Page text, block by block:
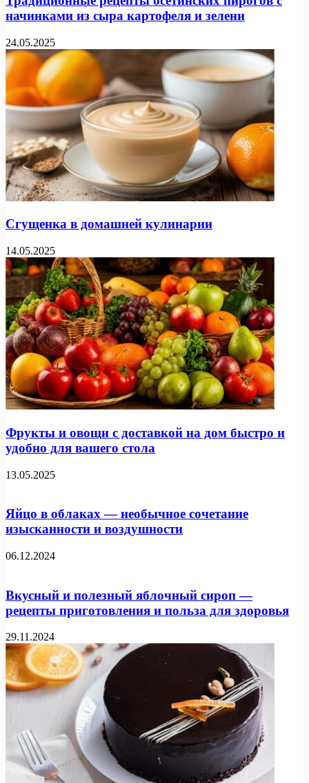
начинками из сыра картофеля и зелени
24.05.2025
Сгущенка в домашней кулинарии
14.05.2025
Фрукты и овощи с доставкой на дом быстро и
удобно для вашего стола
13.05.2025
Яйцо в облаках — необычное сочетание
изысканности и воздушности
06.12.2024
Вкусный и полезный яблочный сироп —
рецепты приготовления и польза для здоровья
29.11.2024